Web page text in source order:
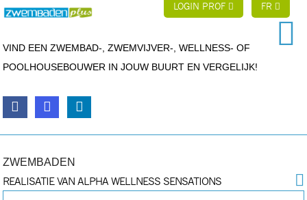
LOGIN PROF FR
VIND EEN ZWEMBAD-, ZWEMVIJVER-, WELLNESS- OF
POOLHOUSEBOUWER IN JOUW BUURT EN VERGELIJK!
ZWEMBADEN
REALISATIE VAN ALPHA WELLNESS SENSATIONS